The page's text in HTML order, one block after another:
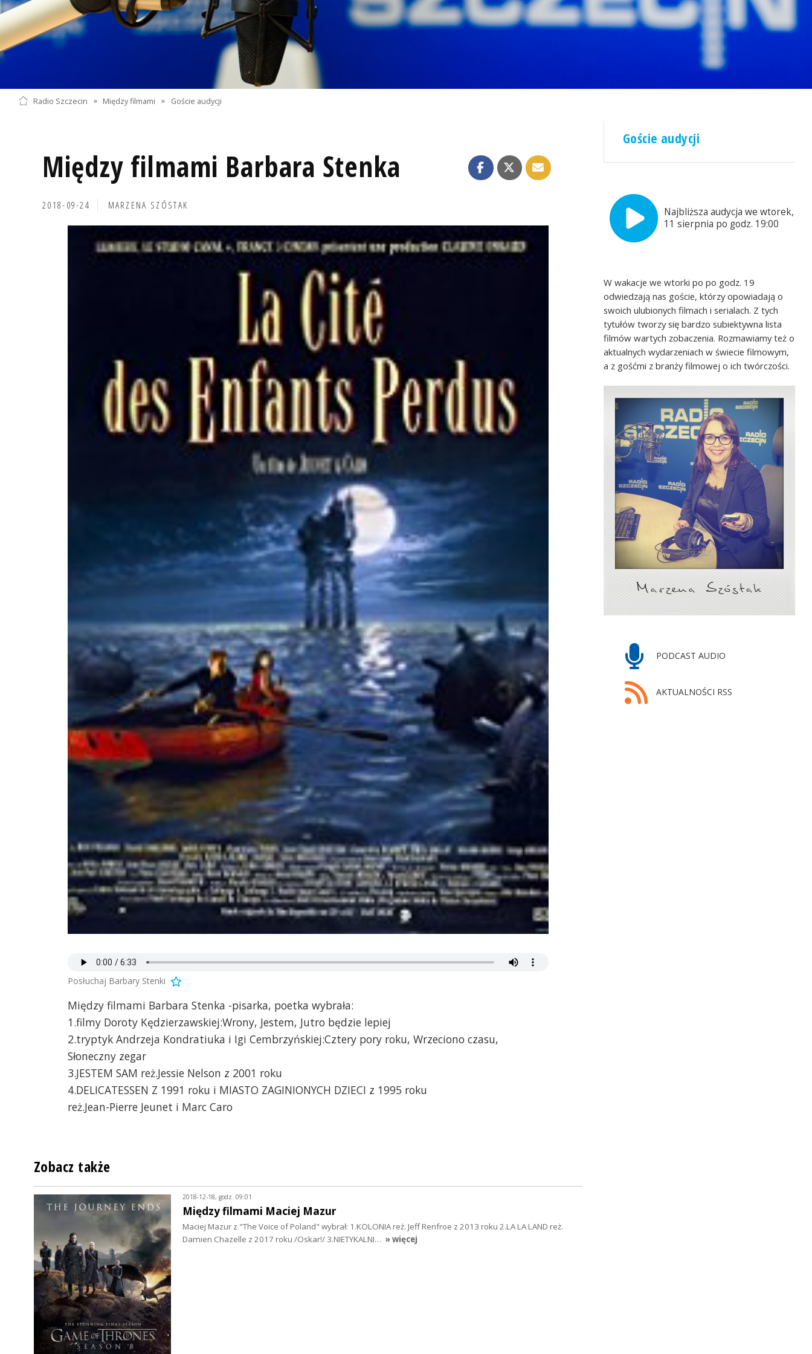
Radio Szczecin » Między filmami » Goście audycji
Między filmami Barbara Stenka
2018-09-24 MARZENA SZÓSTAK
Posłuchaj Barbary Stenki
Między filmami Barbara Stenka -pisarka, poetka wybrała:
1.filmy Doroty Kędzierzawskiej:Wrony, Jestem, Jutro będzie lepiej
2.tryptyk Andrzeja Kondratiuka i Igi Cembrzyńskiej:Cztery pory roku, Wrzeciono czasu,
Słoneczny zegar
3.JESTEM SAM reż.Jessie Nelson z 2001 roku
4.DELICATESSEN Z 1991 roku i MIASTO ZAGINIONYCH DZIECI z 1995 roku
reż.Jean-Pierre Jeunet i Marc Caro
Goście audycji
Najbliższa audycja we wtorek,
11 sierpnia po godz. 19:00
W wakacje we wtorki po po godz. 19
odwiedzają nas goście, którzy opowiadają o
swoich ulubionych filmach i serialach. Z tych
tytułów tworzy się bardzo subiektywna lista
filmów wartych zobaczenia. Rozmawiamy też o
aktualnych wydarzeniach w świecie filmowym,
a z gośćmi z branży filmowej o ich twórczości.
PODCAST AUDIO
AKTUALNOŚCI RSS
Zobacz także
2018-12-18, godz. 09:01
Między filmami Maciej Mazur
Maciej Mazur z "The Voice of Poland" wybrał: 1.KOLONIA reż. Jeff Renfroe z 2013 roku 2.LA LA LAND reż.
Damien Chazelle z 2017 roku /Oskar!/ 3.NIETYKALNI… » więcej